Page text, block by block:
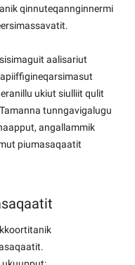
qinnuteqannginnermi
aalisariut
ukiut siulliit qulit
tunngavigalugu
angallammik
piumasaqaatit